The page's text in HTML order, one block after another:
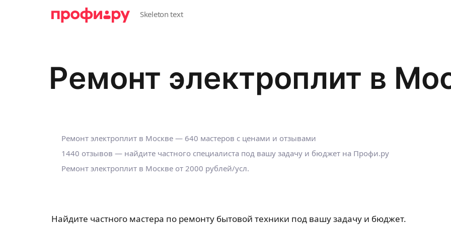
Ремонт электроплит в
Ремонт электроплит в Москве — 640 мастеров с ценами и отзывами
1440 отзывов — найдите частного специалиста под вашу задачу и бюджет на Профи.ру
Ремонт электроплит в Москве от 2000 рублей/усл.
Найдите частного мастера по ремонту бытовой техники под вашу задачу и бюджет.